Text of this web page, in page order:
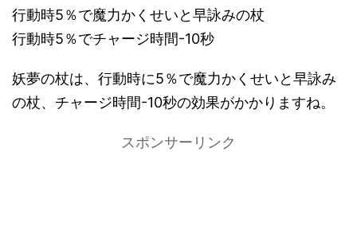
行動時5％で魔力かくせいと早詠みの杖
行動時5％でチャージ時間-10秒
妖夢の杖は、行動時に5％で魔力かくせいと早詠み
の杖、チャージ時間-10秒の効果がかかりますね。
スポンサーリンク